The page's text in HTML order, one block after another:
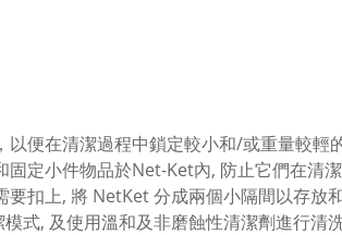
便在清潔過程中鎖定較小和/或重量較輕的
定小件物品於Net-Ket內, 防止它們在清潔
扣上, 將 NetKet 分成兩個小隔間以存放和
式, 及使用溫和及非磨蝕性清潔劑進行清洗